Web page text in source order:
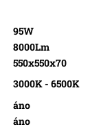
95W
8000Lm
550x550x70
3000K - 6500K
áno
áno